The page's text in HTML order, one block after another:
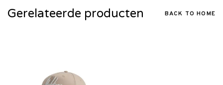
Gerelateerde producten BACK TO HOME